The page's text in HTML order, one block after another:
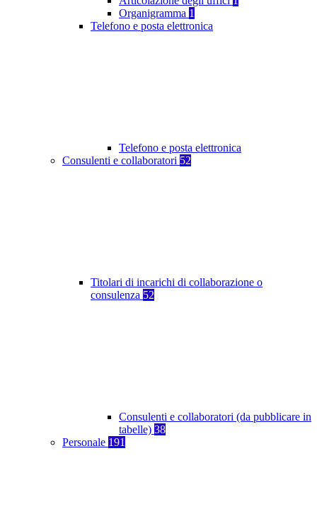
Organigramma 1
Telefono e posta elettronica
Telefono e posta elettronica
Consulenti e collaboratori 52
Titolari di incarichi di collaborazione o
consulenza 52
Consulenti e collaboratori (da pubblicare in
tabelle) 38
Personale 191